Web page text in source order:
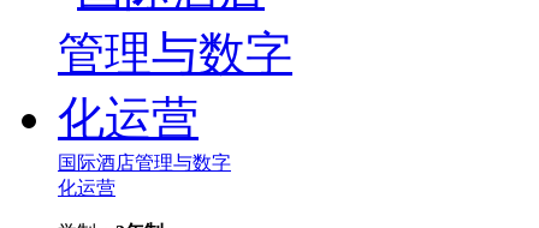
国际酒店管理与数字
化运营